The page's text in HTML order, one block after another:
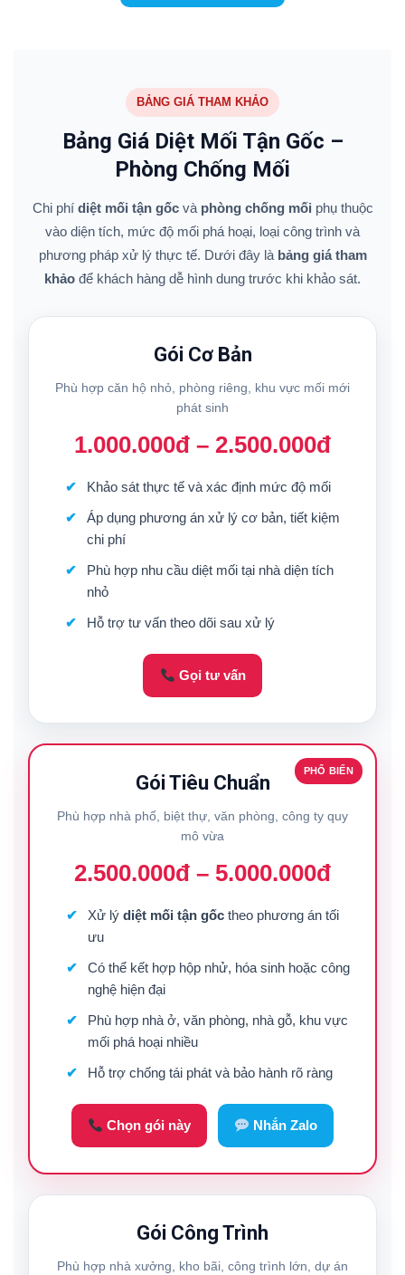
BẢNG GIÁ THAM KHẢO
Bảng Giá Diệt Mối Tận Gốc –
Phòng Chống Mối
Chi phí diệt mối tận gốcvà phòng chống mối phụ thuộc
vào diện tích, mức độ mối phá hoại, loại công trình và
phương pháp xử lý thực tế. Dưới đây là bảng giá tham
khảo để khách hàng dễ hình dung trước khi khảo sát.
Gói Cơ Bản
Phù hợp căn hộ nhỏ, phòng riêng, khu vực mối mới
phát sinh
1.000.000đ – 2.500.000đ
Khảo sát thực tế và xác định mức độ mối
Áp dụng phương án xử lý cơ bản, tiết kiệm
chi phí
Phù hợp nhu cầu diệt mối tại nhà diện tích
nhỏ
Hỗ trợ tư vấn theo dõi sau xử lý
Gọi tư vấn
PHỔ BIẾN
Gói Tiêu Chuẩn
Phù hợp nhà phố, biệt thự, văn phòng, công ty quy
mô vừa
2.500.000đ – 5.000.000đ
Xử lý diệt mối tận gốctheo phương án tối
ưu
Có thể kết hợp hộp nhử, hóa sinh hoặc công
nghệ hiện đại
Phù hợp nhà ở, văn phòng, nhà gỗ, khu vực
mối phá hoại nhiều
Hỗ trợ chống tái phát và bảo hành rõ ràng
Chọn gói này Nhắn Zalo
Gói Công Trình
Phù hợp nhà xưởng, kho bãi, công trình lớn, dự án